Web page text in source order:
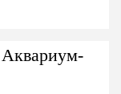
Аквариум-